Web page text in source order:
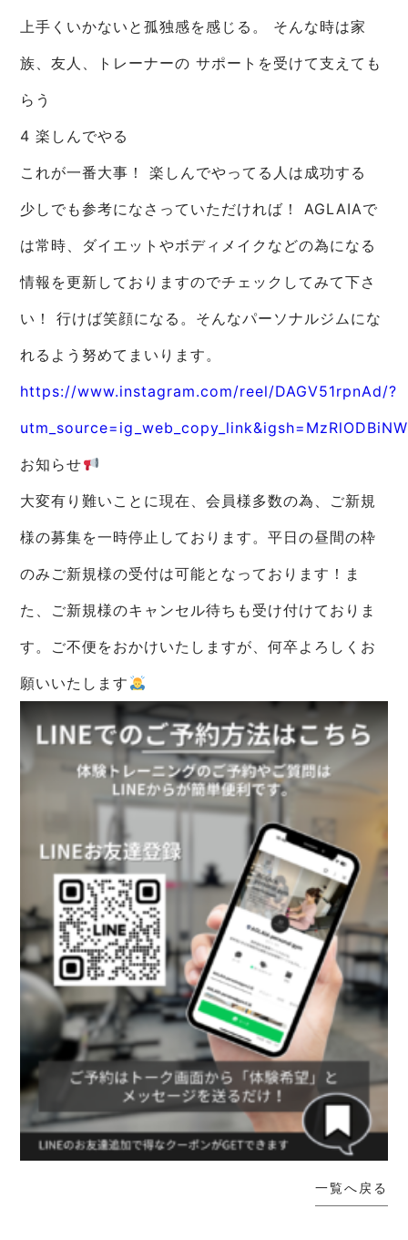
上手くいかないと孤独感を感じる。 そんな時は家
族、友人、トレーナーの サポートを受けて支えても
らう
4 楽しんでやる
これが一番大事！ 楽しんでやってる人は成功する
少しでも参考になさっていただければ！ AGLAIAで
は常時、ダイエットやボディメイクなどの為になる
情報を更新しておりますのでチェックしてみて下さ
い！ 行けば笑顔になる。そんなパーソナルジムにな
れるよう努めてまいります。
https://www.instagram.com/reel/DAGV51rpnAd/?
お知らせ
大変有り難いことに現在、会員様多数の為、ご新規
様の募集を一時停止しております。平日の昼間の枠
のみご新規様の受付は可能となっております！ま
た、ご新規様のキャンセル待ちも受け付けておりま
す。ご不便をおかけいたしますが、何卒よろしくお
願いいたします
一覧へ戻る